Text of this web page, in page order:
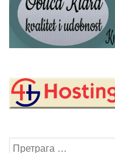
Претрага